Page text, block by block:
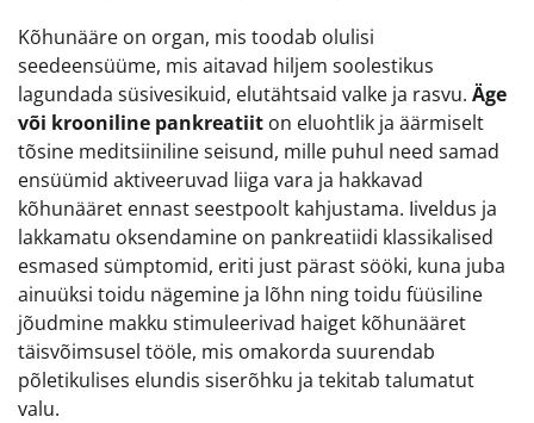
Kõhunääre on organ, mis toodab olulisi
seedeensüüme, mis aitavad hiljem soolestikus
lagundada süsivesikuid, elutähtsaid valke ja rasvu. Äge
või krooniline pankreatiit on eluohtlik ja äärmiselt
tõsine meditsiiniline seisund, mille puhul need samad
ensüümid aktiveeruvad liiga vara ja hakkavad
kõhunääret ennast seestpoolt kahjustama. Iiveldus ja
lakkamatu oksendamine on pankreatiidi klassikalised
esmased sümptomid, eriti just pärast sööki, kuna juba
ainuüksi toidu nägemine ja lõhn ning toidu füüsiline
jõudmine makku stimuleerivad haiget kõhunääret
täisvõimsusel tööle, mis omakorda suurendab
põletikulises elundis siserõhku ja tekitab talumatut
valu.